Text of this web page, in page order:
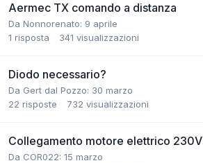
Aermec TX comando a distanza
Da Nonnorenato: 9 aprile
1 risposta 341 visualizzazioni
Diodo necessario?
Da Gert dal Pozzo: 30 marzo
22 risposte 732 visualizzazioni
Collegamento motore elettrico 230V
Da COR022: 15 marzo